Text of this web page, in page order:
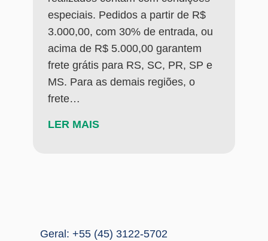
especiais. Pedidos a partir de R$
3.000,00, com 30% de entrada, ou
acima de R$ 5.000,00 garantem
frete grátis para RS, SC, PR, SP e
MS. Para as demais regiões, o
frete…
LER MAIS
Geral: +55 (45) 3122-5702